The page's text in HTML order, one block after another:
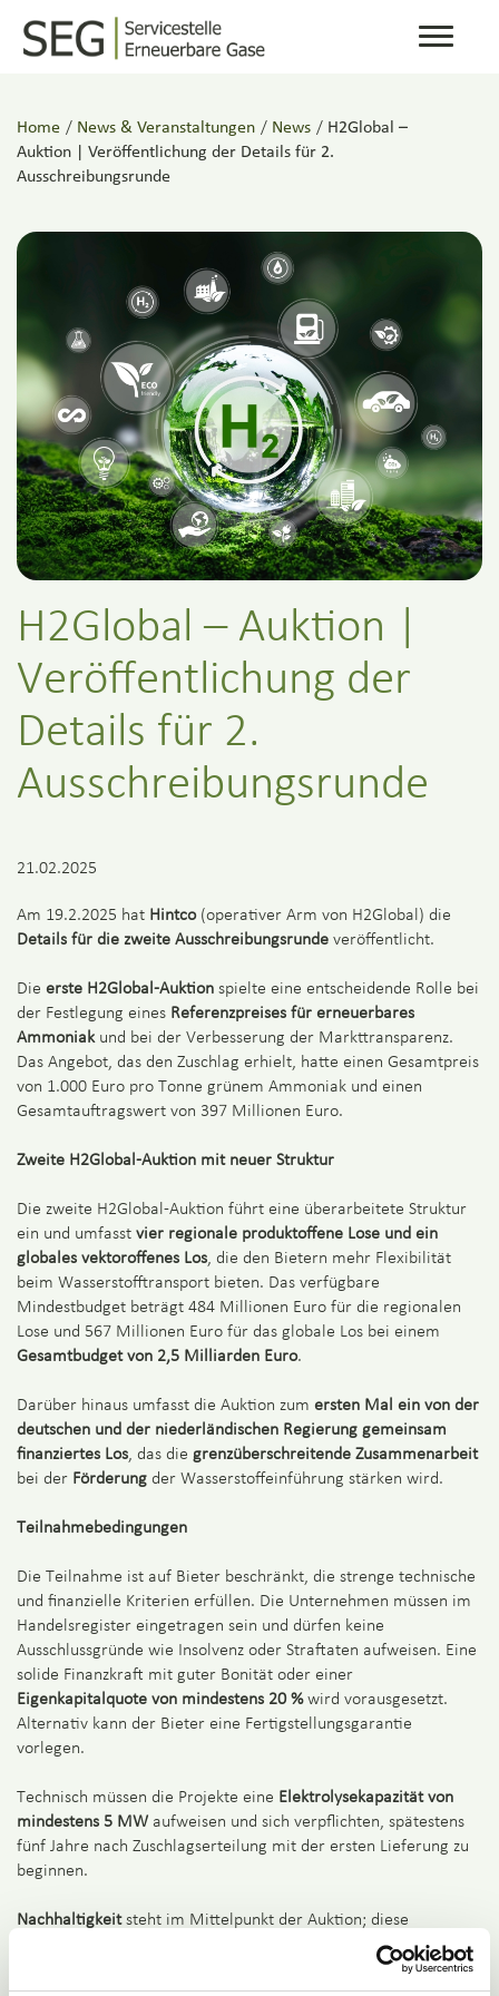
Toggle
Home / News & Veranstaltungen / News / H2Global –
Auktion | Veröffentlichung der Details für 2.
Ausschreibungsrunde
H2Global – Auktion |
Veröffentlichung der
Details für 2.
Ausschreibungsrunde
21.02.2025
Am 19.2.2025 hat Hintco (operativer Arm von H2Global) die
Details für die zweite Ausschreibungsrunde veröffentlicht.
Die erste H2Global-Auktion spielte eine entscheidende Rolle bei
der Festlegung eines Referenzpreises für erneuerbares
Ammoniak und bei der Verbesserung der Markttransparenz.
Das Angebot, das den Zuschlag erhielt, hatte einen Gesamtpreis
von 1.000 Euro pro Tonne grünem Ammoniak und einen
Gesamtauftragswert von 397 Millionen Euro.
Zweite H2Global-Auktion mit neuer Struktur
Die zweite H2Global-Auktion führt eine überarbeitete Struktur
ein und umfasst vier regionale produktoffene Lose und ein
globales vektoroffenes Los, die den Bietern mehr Flexibilität
beim Wasserstofftransport bieten. Das verfügbare
Mindestbudget beträgt 484 Millionen Euro für die regionalen
Lose und 567 Millionen Euro für das globale Los bei einem
Gesamtbudget von 2,5 Milliarden Euro.
Darüber hinaus umfasst die Auktion zum ersten Mal ein von der
deutschen und der niederländischen Regierung gemeinsam
finanziertes Los, das die grenzüberschreitende Zusammenarbeit
bei der Förderung der Wasserstoffeinführung stärken wird.
Teilnahmebedingungen
Die Teilnahme ist auf Bieter beschränkt, die strenge technische
und finanzielle Kriterien erfüllen. Die Unternehmen müssen im
Handelsregister eingetragen sein und dürfen keine
Ausschlussgründe wie Insolvenz oder Straftaten aufweisen. Eine
solide Finanzkraft mit guter Bonität oder einer
Eigenkapitalquote von mindestens 20 %wird vorausgesetzt.
Alternativ kann der Bieter eine Fertigstellungsgarantie
vorlegen.
Technisch müssen die Projekte eine Elektrolysekapazität von
mindestens 5 MW aufweisen und sich verpflichten, spätestens
fünf Jahre nach Zuschlagserteilung mit der ersten Lieferung zu
beginnen.
Nachhaltigkeitsteht im Mittelpunkt der Auktion; diese
für erneuerbare Kraftstoffe nicht-
biologischen Ursprungs (RFNBO), die in den Delegierten